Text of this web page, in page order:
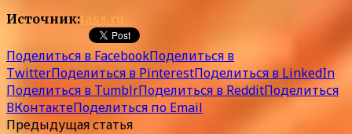
Источник:tass.ru
Поделиться в FacebookПоделиться в
TwitterПоделиться в PinterestПоделиться в LinkedIn
Поделиться в TumblrПоделиться в RedditПоделиться
ВКонтактеПоделиться по Email
Предыдущая статья